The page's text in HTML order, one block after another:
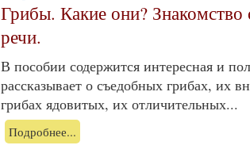
Грибы. Какие они?
речи.
В пособии содержится интересная и
рассказывает о съедобных грибах, их
грибах ядовитых, их отличительных...
Подробнее...